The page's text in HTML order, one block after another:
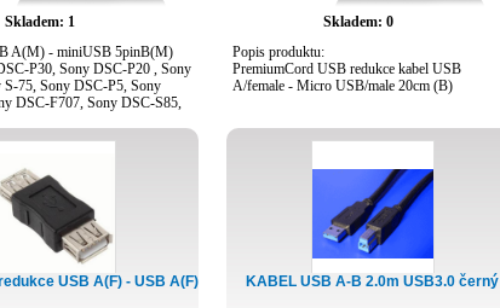
Sapphire Arte, E52, E55, E75,
8MP, N900, N97, N97, N97
Plus, Pre, Pre Plus, Treo Pro
B5310 Corby Pro, B7330
Omnia PRO, Blue Earth
Corby 3G S3370, Corby TXT
I5800, Galaxy I7500, Galaxy S
Giorgio Armani B7620,
Glamour S7070, I7500
Omnia II, I8510 INNOV8,
M7600 BEAT DJ, M8910
II I8000,
S5560, S5600, S5600
S7220, S7220 Ultra CLASSIC,
SLIDE, S7350i Ultra
Skladem: 1
A(M) - miniUSB 5pinB(M)
P30, Sony DSC-P20 , Sony
S-75, Sony DSC-P5, Sony
DSC-F707, Sony DSC-S85,
Canon PowerShot A10, MPD
Skladem: 0
Popis produktu:
PremiumCord USB redukce kabel USB
A/female - Micro USB/male 20cm (B)
USB A(F) - USB A(F) KABEL USB A-B 2.0m USB3.0 černý